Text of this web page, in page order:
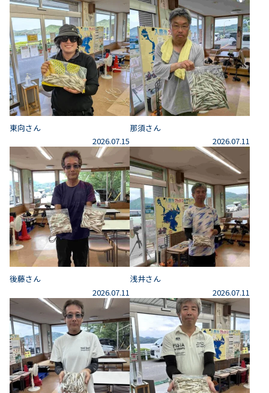
東向さん
2026.07.15
那須さん
2026.07.11
後藤さん
2026.07.11
浅井さん
2026.07.11